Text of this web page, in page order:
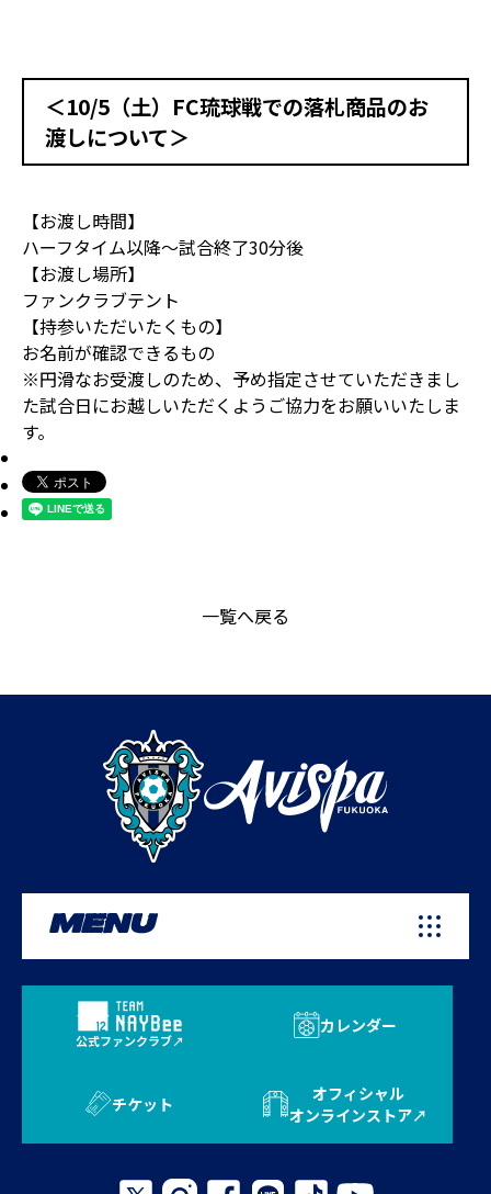
＜10/5（土）FC琉球戦での落札商品のお
渡しについて＞
【お渡し時間】
ハーフタイム以降～試合終了30分後
【お渡し場所】
ファンクラブテント
【持参いただいたくもの】
お名前が確認できるもの
※円滑なお受渡しのため、予め指定させていただきまし
た試合日にお越しいただくようご協力をお願いいたしま
す。
一覧へ戻る
MENU
公式ファンクラブ
カレンダー
チケット
オフィシャル
オンラインストア